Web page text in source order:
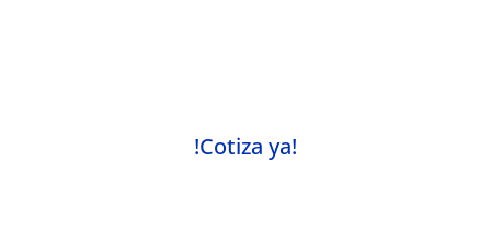
!Cotiza ya!